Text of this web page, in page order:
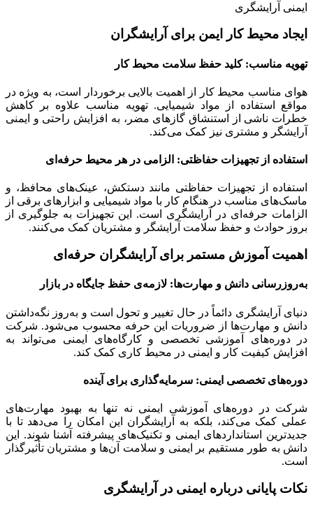
ایمنی آرایشگری
ایجاد محیط کار ایمن برای آرایشگران
تهویه مناسب: کلید حفظ سلامت محیط کار
هوای مناسب محیط کار از اهمیت بالایی برخوردار است، به ویژه در
مواقع استفاده از مواد شیمیایی. تهویه مناسب علاوه بر کاهش
خطرات ناشی از استنشاق گازهای مضر، به افزایش راحتی و ایمنی
آرایشگر و مشتری نیز کمک می‌کند.
استفاده از تجهیزات حفاظتی: الزامی در هر محیط حرفه‌ای
استفاده از تجهیزات حفاظتی مانند دستکش، عینک‌های محافظ، و
ماسک‌های مناسب در هنگام کار با مواد شیمیایی و ابزارهای برقی از
الزامات حرفه‌ای در آرایشگری است. این تجهیزات به جلوگیری از
بروز حوادث و حفظ سلامت آرایشگر و مشتریان کمک می‌کنند.
اهمیت آموزش مستمر برای آرایشگران حرفه‌ای
به‌روزرسانی دانش و مهارت‌ها: لازمه‌ی حفظ جایگاه در بازار
دنیای آرایشگری دائماً در حال تغییر و تحول است و به‌روز نگه‌داشتن
دانش و مهارت‌ها از ضروریات این حرفه محسوب می‌شود. شرکت
در دوره‌های آموزشی تخصصی و کارگاه‌های ایمنی می‌تواند به
افزایش کیفیت کار و ایمنی در محیط کاری کمک کند.
دوره‌های تخصصی ایمنی: سرمایه‌گذاری برای آینده
شرکت در دوره‌های آموزشی ایمنی نه تنها به بهبود مهارت‌های
عملی کمک می‌کند، بلکه به آرایشگران این امکان را می‌دهد تا با
جدیدترین استانداردهای ایمنی و تکنیک‌های پیشرفته آشنا شوند. این
دانش به طور مستقیم بر ایمنی و سلامت آن‌ها و مشتریان تأثیرگذار
است.
نکات پایانی درباره ایمنی در آرایشگری